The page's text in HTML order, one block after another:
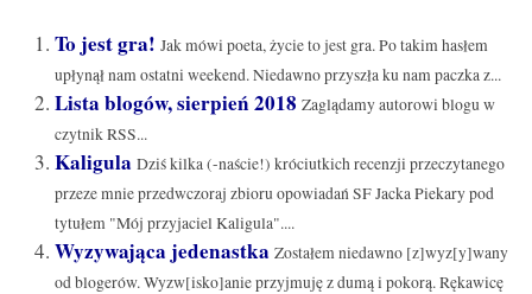
To jest gra! Jak mówi poeta, życie to jest gra. Po takim hasłem
upłynął nam ostatni weekend. Niedawno przyszła ku nam paczka z...
Lista blogów, sierpień 2018 Zaglądamy autorowi blogu w
czytnik RSS...
Kaligula Dziś kilka (-naście!) króciutkich recenzji przeczytanego
przeze mnie przedwczoraj zbioru opowiadań SF Jacka Piekary pod
tytułem "Mój przyjaciel Kaligula"....
Wyzywająca jedenastka Zostałem niedawno [z]wyz[y]wany
od blogerów. Wyzw[isko]anie przyjmuję z dumą i pokorą. Rękawicę